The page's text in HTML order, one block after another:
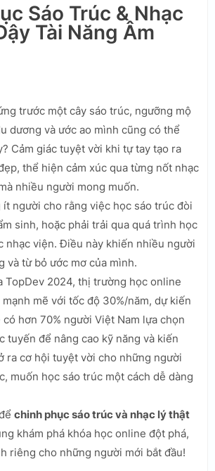
Sáo Trúc & Nhạc
Tài Năng Âm
trước một cây sáo trúc, ngưỡng mộ
dương và ước ao mình cũng có thể
Cảm giác tuyệt vời khi tự tay tạo ra
thể hiện cảm xúc qua từng nốt nhạc
nhiều người mong muốn.
người cho rằng việc học sáo trúc đòi
sinh, hoặc phải trải qua quá trình học
nhạc viện. Điều này khiến nhiều người
và từ bỏ ước mơ của mình.
TopDev 2024, thị trường học online
mẽ với tốc độ 30%/năm, dự kiến
hơn 70% người Việt Nam lựa chọn
tuyến để nâng cao kỹ năng và kiến
ra cơ hội tuyệt vời cho những người
muốn học sáo trúc một cách dễ dàng
chinh phục sáo trúc và nhạc lý thật
khám phá khóa học online đột phá,
riêng cho những người mới bắt đầu!